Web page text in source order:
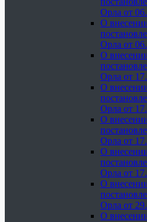
Орла от
О
Орла от
О
Орла от
О
Орла от
О
Орла от
О
Орла от
О
Орла от
О